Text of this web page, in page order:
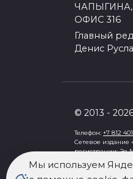
ЧАПЫГИНА,
ОФИС 316
Главный
Денис
© 2013 -
Телефон: +7 812
Сетевое
регистрации: Эл
Учредитель:
Генеральный
Мы используем